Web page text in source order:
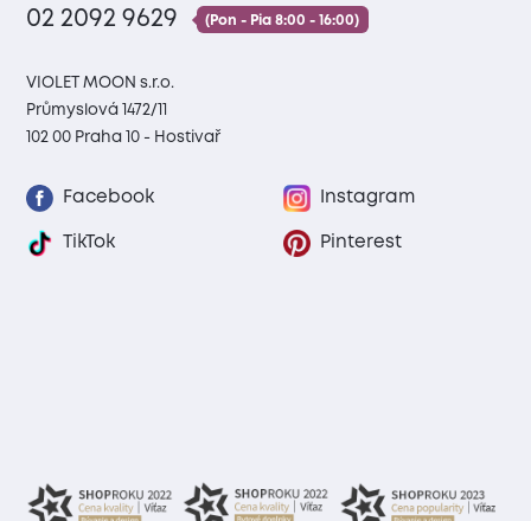
02 2092 9629
(Pon - Pia 8:00 - 16:00)
VIOLET MOON s.r.o.
Průmyslová 1472/11
102 00 Praha 10 - Hostivař
Facebook Instagram
TikTok Pinterest